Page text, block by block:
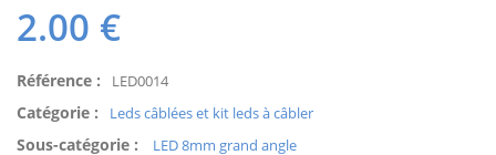
2.00 €
Référence : LED0014
Catégorie : Leds câblées et kit leds à câbler
Sous-catégorie : LED 8mm grand angle